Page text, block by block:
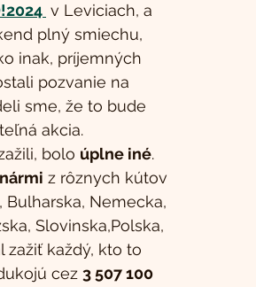
v Leviciach, a
plný smiechu,
inak, príjemných
pozvanie na
sme, že to bude
akcia.
bolo úplne iné.
z rôznych kútov
Bulharska, Nemecka,
Slovinska,Polska,
zažiť každý, kto to
cez 3 507 100